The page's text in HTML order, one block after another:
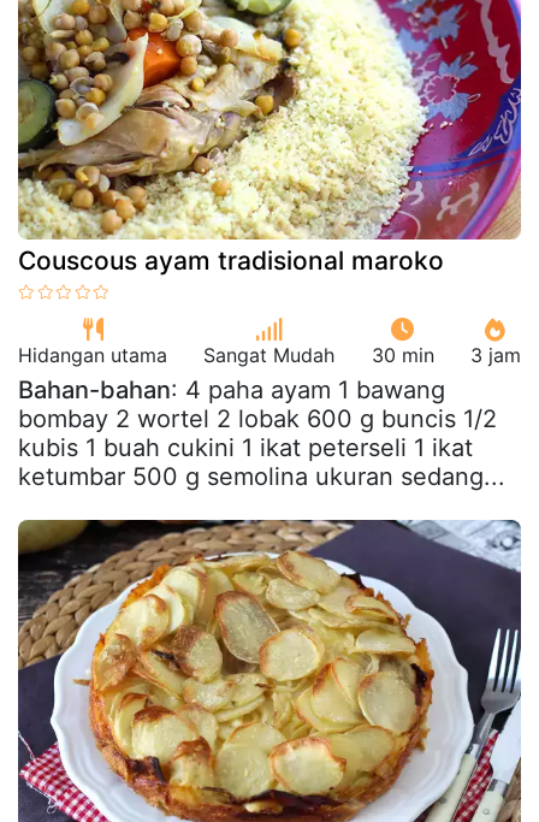
Couscous ayam tradisional maroko
Hidangan utama Sangat Mudah 30 min 3 jam
Bahan-bahan: 4 paha ayam 1 bawang
bombay 2 wortel 2 lobak 600 g buncis 1/2
kubis 1 buah cukini 1 ikat peterseli 1 ikat
ketumbar 500 g semolina ukuran sedang...